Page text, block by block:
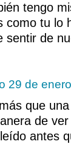
tengo
como tu lo
sentir de
29 de
que
de
antes